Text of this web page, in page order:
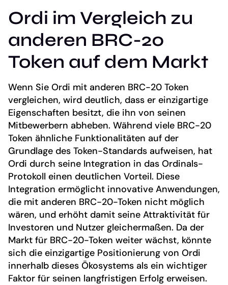
Ordi im Vergleich zu
anderen BRC-20
Token auf dem Markt
Wenn Sie Ordi mit anderen BRC-20 Token
vergleichen, wird deutlich, dass er einzigartige
Eigenschaften besitzt, die ihn von seinen
Mitbewerbern abheben. Während viele BRC-20
Token ähnliche Funktionalitäten auf der
Grundlage des Token-Standards aufweisen, hat
Ordi durch seine Integration in das Ordinals-
Protokoll einen deutlichen Vorteil. Diese
Integration ermöglicht innovative Anwendungen,
die mit anderen BRC-20-Token nicht möglich
wären, und erhöht damit seine Attraktivität für
Investoren und Nutzer gleichermaßen. Da der
Markt für BRC-20-Token weiter wächst, könnte
sich die einzigartige Positionierung von Ordi
innerhalb dieses Ökosystems als ein wichtiger
Faktor für seinen langfristigen Erfolg erweisen.